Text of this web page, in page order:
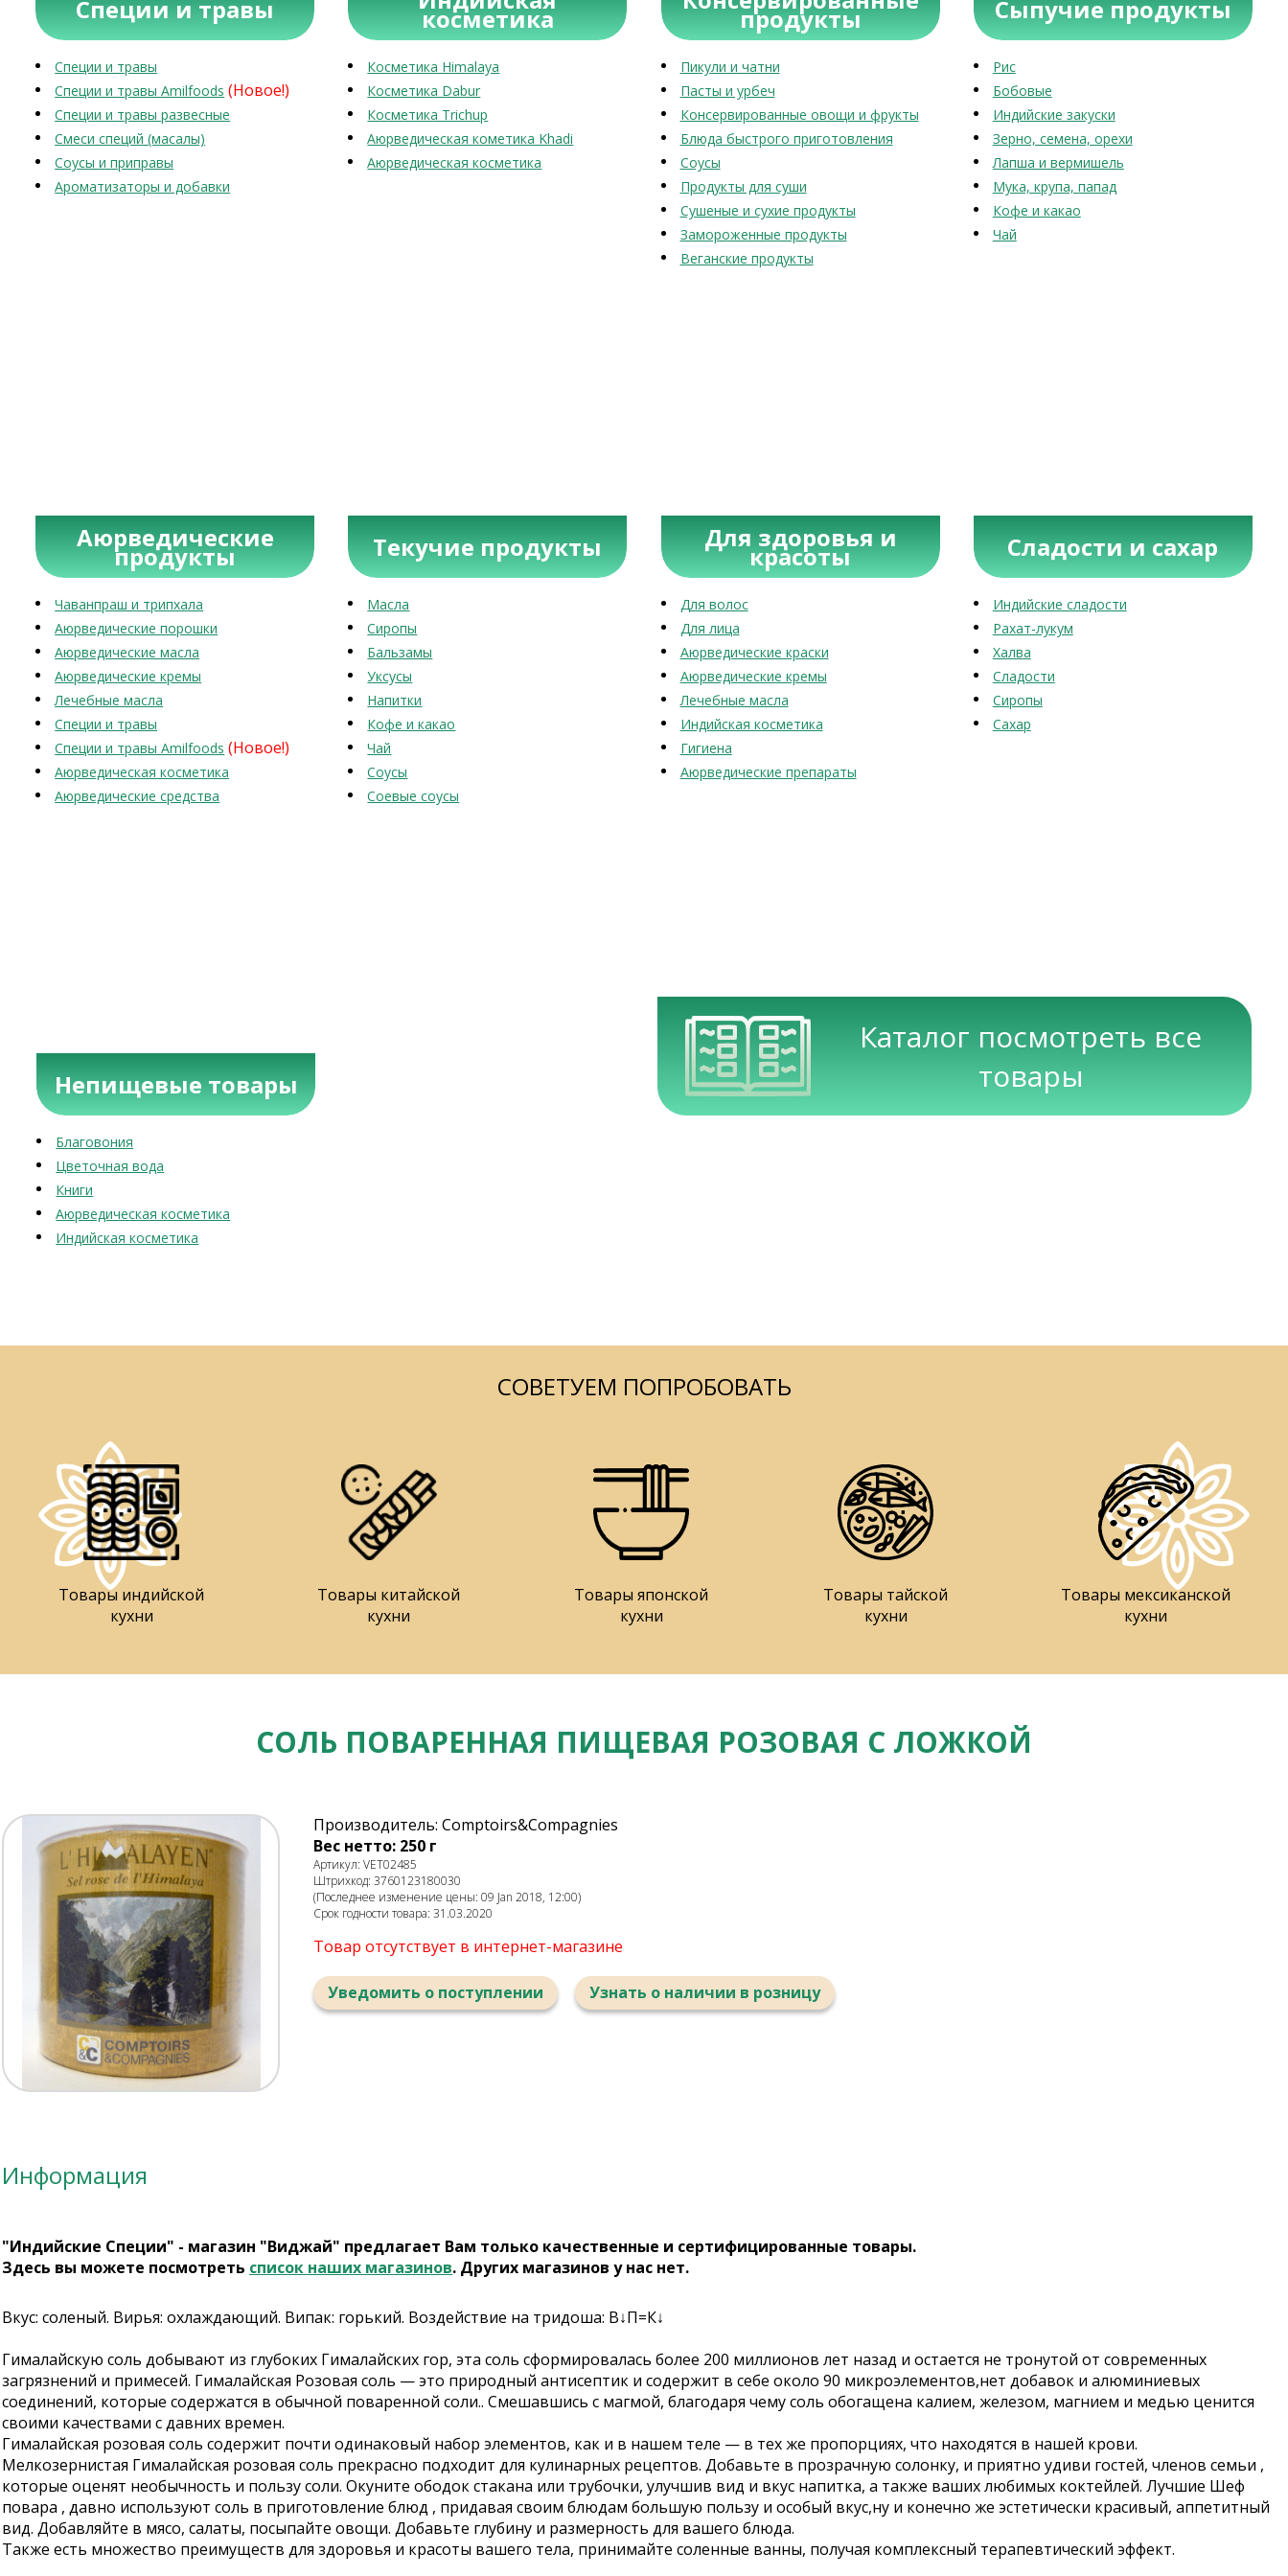
Специи и травы
Специи и травы
Специи и травы Amilfoods (Новое!)
Специи и травы развесные
Смеси специй (масалы)
Соусы и приправы
Ароматизаторы и добавки
косметика
Косметика Himalaya
Косметика Dabur
Косметика Trichup
Аюрведическая кометика Khadi
Аюрведическая косметика
продукты
Пикули и чатни
Пасты и урбеч
Консервированные овощи и фрукты
Блюда быстрого приготовления
Соусы
Продукты для суши
Сушеные и сухие продукты
Замороженные продукты
Веганские продукты
Сыпучие продукты
Рис
Бобовые
Индийские закуски
Зерно, семена, орехи
Лапша и вермишель
Мука, крупа, папад
Кофе и какао
Чай
Аюрведические
продукты
Чаванпраш и трипхала
Аюрведические порошки
Аюрведические масла
Аюрведические кремы
Лечебные масла
Специи и травы
Специи и травы Amilfoods (Новое!)
Аюрведическая косметика
Аюрведические средства
Текучие продукты
Масла
Сиропы
Бальзамы
Уксусы
Напитки
Кофе и какао
Чай
Соусы
Соевые соусы
Для здоровья и
красоты
Для волос
Для лица
Аюрведические краски
Аюрведические кремы
Лечебные масла
Индийская косметика
Гигиена
Аюрведические препараты
Сладости и сахар
Индийские сладости
Рахат-лукум
Халва
Сладости
Сиропы
Сахар
Непищевые товары
Благовония
Цветочная вода
Книги
Аюрведическая косметика
Индийская косметика
Каталог посмотреть все
товары
СОВЕТУЕМ ПОПРОБОВАТЬ
Товары индийской
кухни
Товары китайской
кухни
Товары японской
кухни
Товары тайской
кухни
Товары мексиканской
кухни
СОЛЬ ПОВАРЕННАЯ ПИЩЕВАЯ РОЗОВАЯ С ЛОЖКОЙ
Производитель: Comptoirs&Compagnies
Вес нетто: 250 г
Артикул: VET02485
Штрихкод: 3760123180030
(Последнее изменение цены: 09 Jan 2018, 12:00)
Срок годности товара: 31.03.2020
Товар отсутствует в интернет-магазине
Уведомить о поступлении Узнать о наличии в розницу
Информация
"Индийские Специи" - магазин "Виджай" предлагает Вам только качественные и сертифицированные товары.
Здесь вы можете посмотреть список наших магазинов. Других магазинов у нас нет.
Вкус: соленый. Вирья: охлаждающий. Випак: горький. Воздействие на тридоша: В↓П=К↓
Гималайскую соль добывают из глубоких Гималайских гор, эта соль сформировалась более 200 миллионов лет назад и остается не тронутой от современных
загрязнений и примесей. Гималайская Розовая соль — это природный антисептик и содержит в себе около 90 микроэлементов,нет добавок и алюминиевых
соединений, которые содержатся в обычной поваренной соли.. Смешавшись с магмой, благодаря чему соль обогащена калием, железом, магнием и медью ценится
своими качествами с давних времен.
Гималайская розовая соль содержит почти одинаковый набор элементов, как и в нашем теле — в тех же пропорциях, что находятся в нашей крови.
Мелкозернистая Гималайская розовая соль прекрасно подходит для кулинарных рецептов. Добавьте в прозрачную солонку, и приятно удиви гостей, членов семьи ,
которые оценят необычность и пользу соли. Окуните ободок стакана или трубочки, улучшив вид и вкус напитка, а также ваших любимых коктейлей. Лучшие Шеф
повара , давно используют соль в приготовление блюд , придавая своим блюдам большую пользу и особый вкус,ну и конечно же эстетически красивый, аппетитный
вид. Добавляйте в мясо, салаты, посыпайте овощи. Добавьте глубину и размерность для вашего блюда.
Также есть множество преимуществ для здоровья и красоты вашего тела, принимайте соленные ванны, получая комплексный терапевтический эффект.